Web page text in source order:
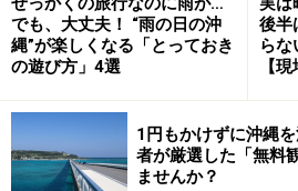
沖縄の2月はなんとなく
沖縄各地の球場などでプロ野球キャ
OCVB
でも、大丈夫！ “雨の日の沖
縄”が楽しくなる「とっておき
の遊び方」4選
後半
ら
【
1円もかけずに沖縄
者が厳選した「無料
ませんか？